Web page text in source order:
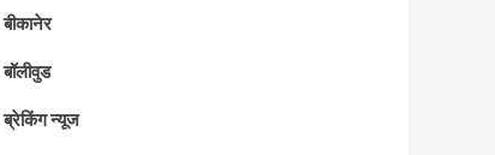
बीकानेर
बॉलीवुड
ब्रेकिंग न्यूज